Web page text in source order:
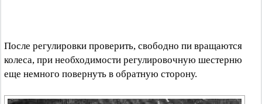
После регулировки проверить, свободно пи вращаются
колеса, при необходимости регулировочную шестерню
еще немного повернуть в обратную сторону.